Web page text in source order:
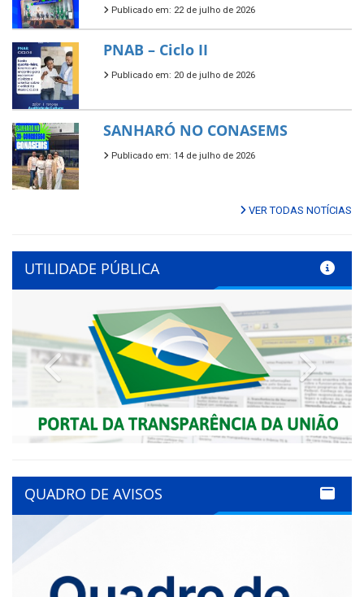
Publicado em: 22 de julho de 2026
PNAB – Ciclo II
Publicado em: 20 de julho de 2026
SANHARÓ NO CONASEMS
Publicado em: 14 de julho de 2026
VER TODAS NOTÍCIAS
UTILIDADE PÚBLICA
Previous Next
QUADRO DE AVISOS